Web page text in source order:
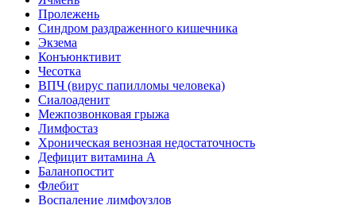
Пролежень
Синдром раздраженного кишечника
Экзема
Конъюнктивит
Чесотка
ВПЧ (вирус папилломы человека)
Сиалоаденит
Межпозвонковая грыжа
Лимфостаз
Хроническая венозная недостаточность
Дефицит витамина А
Баланопостит
Флебит
Воспаление лимфоузлов